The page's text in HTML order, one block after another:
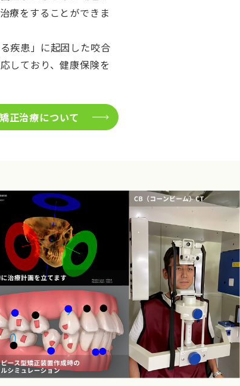
療をすることができま
疾患」に起因した咬合
しており、健康保険を
正治療について